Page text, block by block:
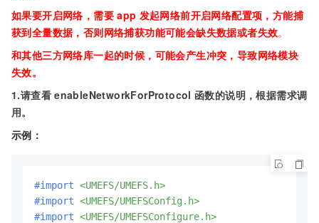
如果要开启网络，需要 app 发起网络前开启网络配置项，方能捕
获到全量数据，否则网络捕获功能可能会缺失数据或者失效。
和其他三方网络库一起的时候，可能会产生冲突，导致网络模块
失效。
1.请查看 enableNetworkForProtocol 函数的说明，根据需求调
用。
示例：
#import <UMEFS/UMEFS.h>
#import <UMEFS/UMEFSConfig.h>
#import <UMEFS/UMEFSConfigure.h>